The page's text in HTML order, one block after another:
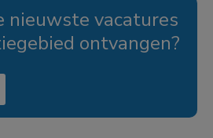
nieuwste vacatures
ontvangen?